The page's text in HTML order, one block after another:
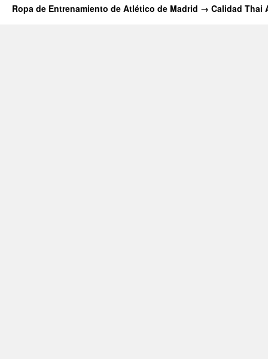
Ropa de Entrenamiento de Atlético de Madrid → Calidad Thai